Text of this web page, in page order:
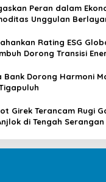
Peran dalam
Unggulan
Rating ESG
Dorong Transisi
Bank Dorong Harmoni
Girek Terancam Rugi
di Tengah Serangan